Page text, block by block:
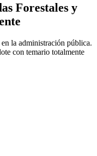
Forestales y
la administración pública.
con temario totalmente